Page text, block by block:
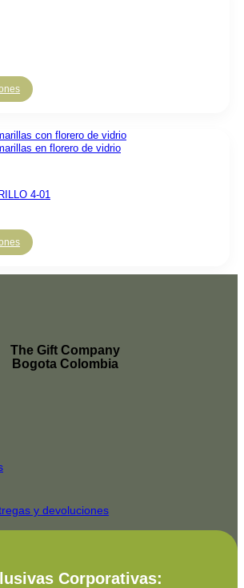
4-01
The Gift Company
Bogota Colombia
y devoluciones
Corporativas: